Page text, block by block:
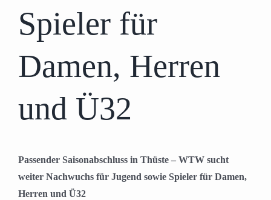
Spieler für
Damen, Herren
und Ü32
Passender Saisonabschluss in Thüste – WTW sucht
weiter Nachwuchs für Jugend sowie Spieler für Damen,
Herren und Ü32